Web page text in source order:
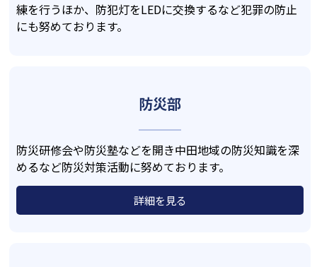
練を行うほか、防犯灯をLEDに交換するなど犯罪の防止
にも努めております。
防災部
防災研修会や防災塾などを開き中田地域の防災知識を深
めるなど防災対策活動に努めております。
詳細を見る